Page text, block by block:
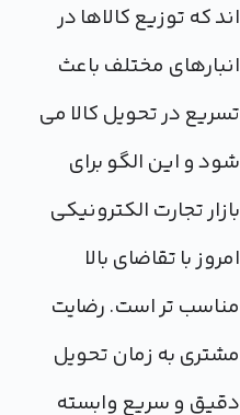
اند که توزیع کالاها در
انبارهای مختلف باعث
تسریع در تحویل کالا می
شود و این الگو برای
بازار تجارت الکترونیکی
امروز با تقاضای بالا
مناسب تر است. رضایت
مشتری به زمان تحویل
دقیق و سریع وابسته